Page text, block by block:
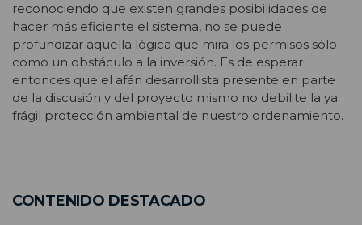
reconociendo que existen grandes posibilidades de
hacer más eficiente el sistema, no se puede
profundizar aquella lógica que mira los permisos sólo
como un obstáculo a la inversión. Es de esperar
entonces que el afán desarrollista presente en parte
de la discusión y del proyecto mismo no debilite la ya
frágil protección ambiental de nuestro ordenamiento.
CONTENIDO DESTACADO